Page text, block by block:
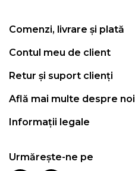
Comenzi, livrare și plată
Contul meu de client
Retur și suport clienți
Află mai multe despre noi
Informații legale
Urmărește-ne pe